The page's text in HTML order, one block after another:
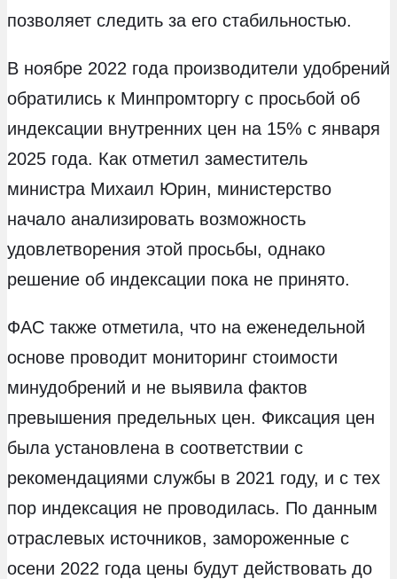
позволяет следить за его стабильностью.
В ноябре 2022 года производители удобрений
обратились к Минпромторгу с просьбой об
индексации внутренних цен на 15% с января
2025 года. Как отметил заместитель
министра Михаил Юрин, министерство
начало анализировать возможность
удовлетворения этой просьбы, однако
решение об индексации пока не принято.
ФАС также отметила, что на еженедельной
основе проводит мониторинг стоимости
минудобрений и не выявила фактов
превышения предельных цен. Фиксация цен
была установлена в соответствии с
рекомендациями службы в 2021 году, и с тех
пор индексация не проводилась. По данным
отраслевых источников, замороженные с
осени 2022 года цены будут действовать до